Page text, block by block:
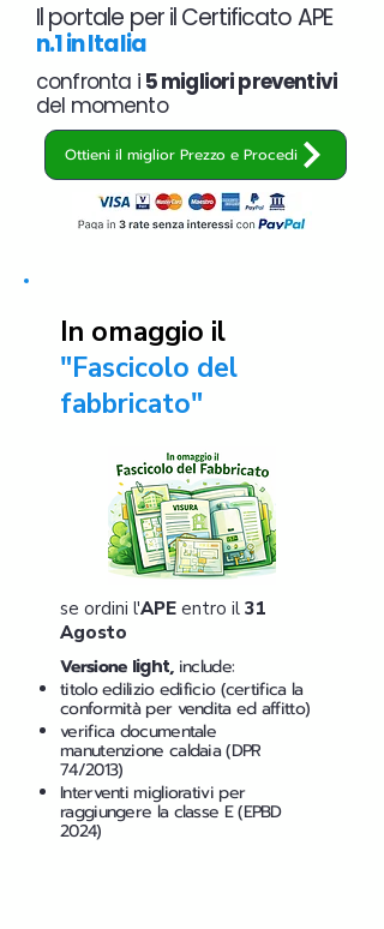
Il portale per il Certificato APE
n.1 in Italia
confronta i 5 migliori preventivi
del momento
Ottieni il miglior Prezzo e Procedi
In omaggio il
"Fascicolo del
fabbricato"
se ordini l'APE entro il 31
Agosto
Versione light,include:
titolo edilizio edificio (certifica la
conformità per vendita ed affitto)
verifica documentale
manutenzione caldaia (DPR
74/2013)
Interventi migliorativi per
raggiungere la classe E (EPBD
2024)